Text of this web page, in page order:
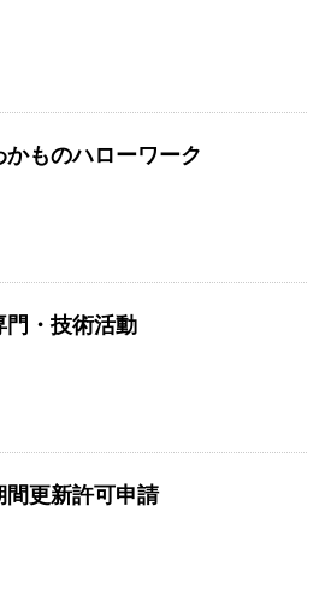
かものハローワーク
門・技術活動
間更新許可申請